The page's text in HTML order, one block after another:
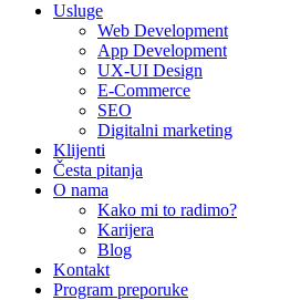
Usluge
Web Development
App Development
UX-UI Design
E-Commerce
SEO
Digitalni marketing
Klijenti
Česta pitanja
O nama
Kako mi to radimo?
Karijera
Blog
Kontakt
Program preporuke